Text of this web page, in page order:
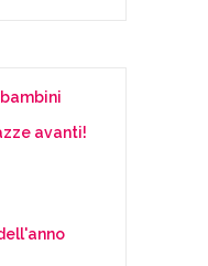
bambini
avanti!